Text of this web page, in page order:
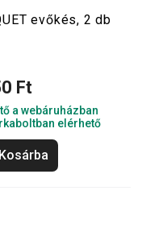
evőkés, 2 db
Ft
a webáruházban
elérhető
Kosárba